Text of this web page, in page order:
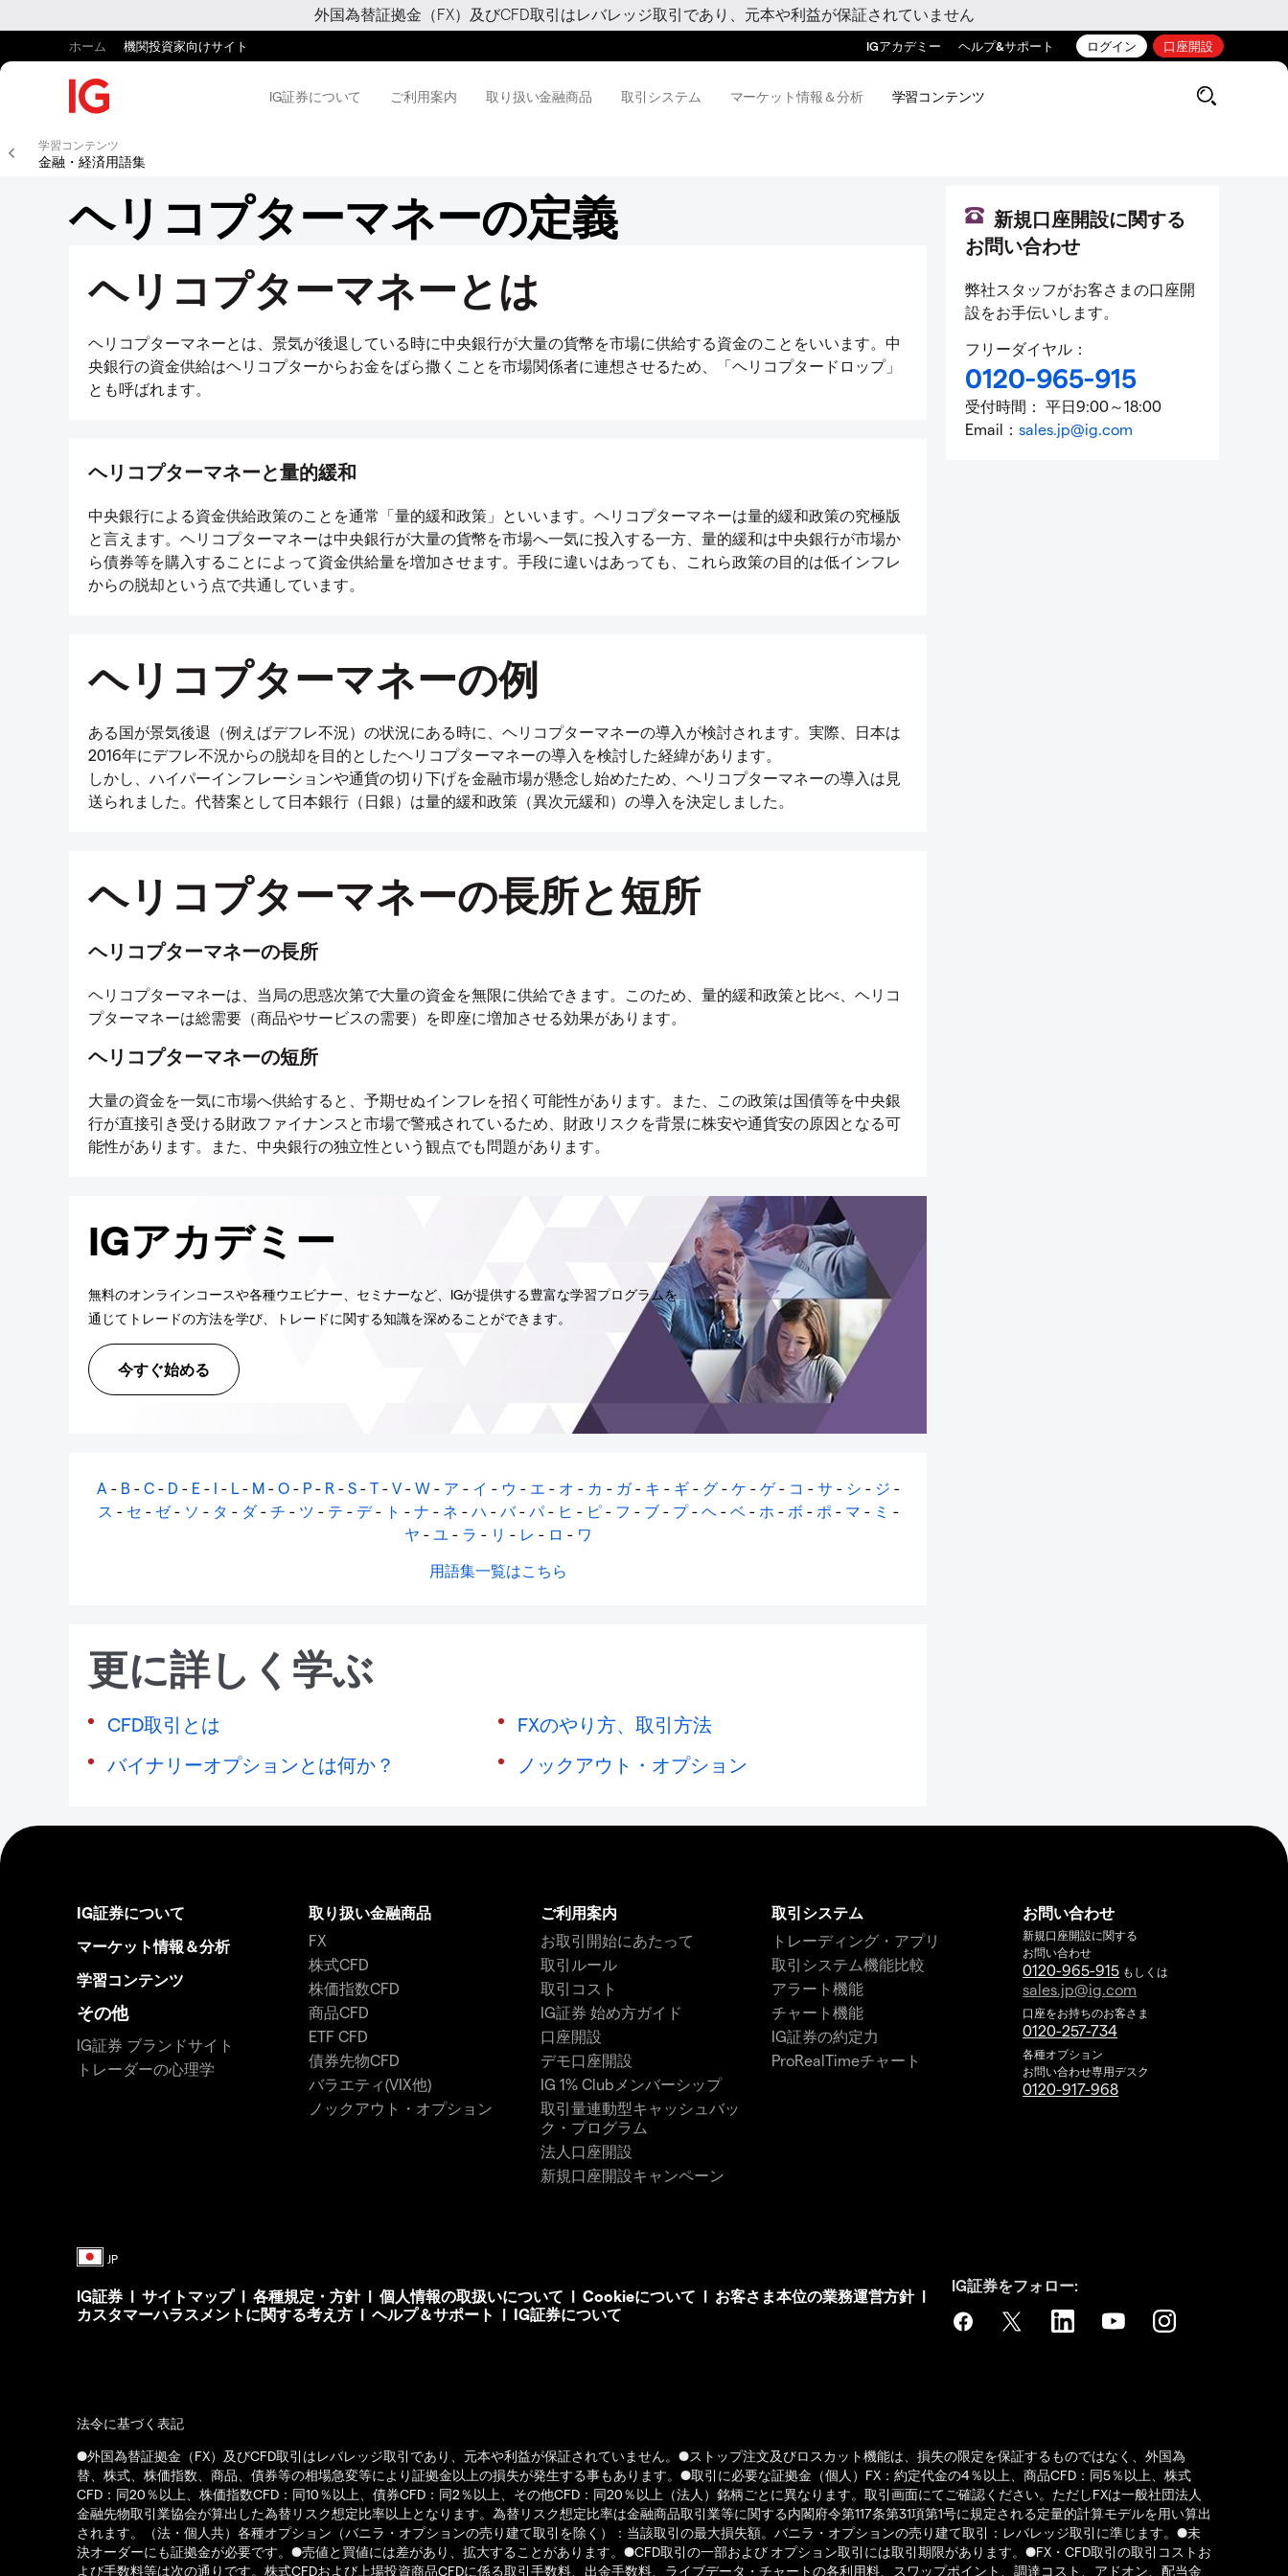
外国為替証拠金（FX）及びCFD取引はレバレッジ取引であり、元本や利益が保証されていません
ホーム 機関投資家向けサイト IGアカデミー ヘルプ&サポート ログイン 口座開設
IG証券について ご利用案内 取り扱い金融商品 取引システム マーケット情報＆分析 学習コンテンツ
学習コンテンツ
金融・経済用語集
ヘリコプターマネーの定義
ヘリコプターマネーとは
ヘリコプターマネーとは、景気が後退している時に中央銀行が大量の貨幣を市場に供給する資金のことをいいます。中
央銀行の資金供給はヘリコプターからお金をばら撒くことを市場関係者に連想させるため、「ヘリコプタードロップ」
とも呼ばれます。
ヘリコプターマネーと量的緩和
中央銀行による資金供給政策のことを通常「量的緩和政策」といいます。ヘリコプターマネーは量的緩和政策の究極版
と言えます。ヘリコプターマネーは中央銀行が大量の貨幣を市場へ一気に投入する一方、量的緩和は中央銀行が市場か
ら債券等を購入することによって資金供給量を増加させます。手段に違いはあっても、これら政策の目的は低インフレ
からの脱却という点で共通しています。
ヘリコプターマネーの例
ある国が景気後退（例えばデフレ不況）の状況にある時に、ヘリコプターマネーの導入が検討されます。実際、日本は
2016年にデフレ不況からの脱却を目的としたヘリコプターマネーの導入を検討した経緯があります。
しかし、ハイパーインフレーションや通貨の切り下げを金融市場が懸念し始めたため、ヘリコプターマネーの導入は見
送られました。代替案として日本銀行（日銀）は量的緩和政策（異次元緩和）の導入を決定しました。
ヘリコプターマネーの長所と短所
ヘリコプターマネーの長所
ヘリコプターマネーは、当局の思惑次第で大量の資金を無限に供給できます。このため、量的緩和政策と比べ、ヘリコ
プターマネーは総需要（商品やサービスの需要）を即座に増加させる効果があります。
ヘリコプターマネーの短所
大量の資金を一気に市場へ供給すると、予期せぬインフレを招く可能性があります。また、この政策は国債等を中央銀
行が直接引き受ける財政ファイナンスと市場で警戒されているため、財政リスクを背景に株安や通貨安の原因となる可
能性があります。また、中央銀行の独立性という観点でも問題があります。
IGアカデミー
無料のオンラインコースや各種ウエビナー、セミナーなど、IGが提供する豊富な学習プログラムを
通じてトレードの方法を学び、トレードに関する知識を深めることができます。
今すぐ始める
A - B - C- D - E- I - L- M- O- P- R- S- T- V- W- ア - イ - ウ - エ - オ - カ - ガ- キ - ギ- グ- ケ - ゲ- コ - サ - シ - ジ -
ス - セ - ゼ- ソ - タ - ダ- チ - ツ - テ - デ- ト - ナ - ネ - ハ - バ- パ- ヒ - ピ- フ - ブ- プ- ヘ- ベ- ホ - ボ - ポ - マ - ミ -
ヤ - ユ- ラ - リ - レ - ロ - ワ
用語集一覧はこちら
更に詳しく学ぶ
CFD取引とは
FXのやり方、取引方法
バイナリーオプションとは何か？
ノックアウト・オプション
新規口座開設に関する
お問い合わせ
弊社スタッフがお客さまの口座開
設をお手伝いします。
フリーダイヤル：
0120-965-915
受付時間： 平日9:00～18:00
Email： sales.jp@ig.com
IG証券について
マーケット情報＆分析
学習コンテンツ
その他
IG証券 ブランドサイト
トレーダーの心理学
取り扱い金融商品
FX
株式CFD
株価指数CFD
商品CFD
ETF CFD
債券先物CFD
バラエティ(VIX他)
ノックアウト・オプション
ご利用案内
お取引開始にあたって
取引ルール
取引コスト
IG証券 始め方ガイド
口座開設
デモ口座開設
IG 1% Clubメンバーシップ
取引量連動型キャッシュバッ
ク・プログラム
法人口座開設
新規口座開設キャンペーン
取引システム
トレーディング・アプリ
取引システム機能比較
アラート機能
チャート機能
IG証券の約定力
ProRealTimeチャート
お問い合わせ
新規口座開設に関する
お問い合わせ
0120-965-915 もしくは
sales.jp@ig.com
口座をお持ちのお客さま
0120-257-734
各種オプション
お問い合わせ専用デスク
0120-917-968
IG証券 | サイトマップ| 各種規定・方針| 個人情報の取扱いについて | Cookieについて | お客さま本位の業務運営方針|
カスタマーハラスメントに関する考え方 | ヘルプ＆サポート | IG証券について
IG証券をフォロー:
法令に基づく表記
●外国為替証拠金（FX）及びCFD取引はレバレッジ取引であり、元本や利益が保証されていません。●ストップ注文及びロスカット機能は、損失の限定を保証するものではなく、外国為
替、株式、株価指数、商品、債券等の相場急変等により証拠金以上の損失が発生する事もあります。●取引に必要な証拠金（個人）FX：約定代金の4％以上、商品CFD：同5％以上、株式
CFD：同20％以上、株価指数CFD：同10％以上、債券CFD：同2％以上、その他CFD：同20％以上（法人）銘柄ごとに異なります。取引画面にてご確認ください。ただしFXは一般社団法人
金融先物取引業協会が算出した為替リスク想定比率以上となります。為替リスク想定比率は金融商品取引業等に関する内閣府令第117条第31項第1号に規定される定量的計算モデルを用い算出
されます。（法・個人共）各種オプション（バニラ・オプションの売り建て取引を除く）：当該取引の最大損失額。バニラ・オプションの売り建て取引：レバレッジ取引に準じます。●未
決オーダーにも証拠金が必要です。●売値と買値には差があり、拡大することがあります。●CFD取引の一部および オプション取引には取引期限があります。●FX・CFD取引の取引コストお
よび手数料等は次の通りです。株式CFDおよび上場投資商品CFDに係る取引手数料、出金手数料、ライブデータ・チャートの各利用料、スワップポイント、調達コスト、アドオン、配当金